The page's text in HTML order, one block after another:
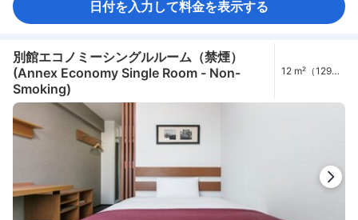
日付を入力して料金を表示する
別館エコノミーシングルルーム（禁煙）
(Annex Economy Single Room - Non-
Smoking)
12 m²（129